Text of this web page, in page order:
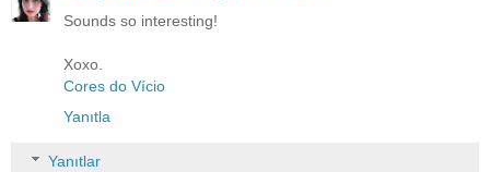
Sounds so interesting!
Xoxo.
Cores do Vício
Yanıtla
Yanıtlar